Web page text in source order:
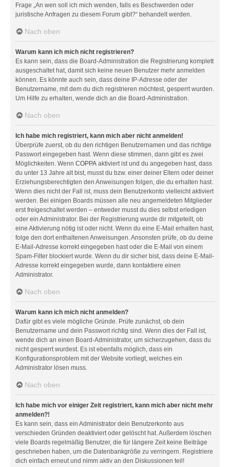
Frage „An wen soll ich mich wenden, falls es Beschwerden oder
juristische Anfragen zu diesem Forum gibt?“ behandelt werden.
Nach oben
Warum kann ich mich nicht registrieren?
Es kann sein, dass die Board-Administration die Registrierung komplett
ausgeschaltet hat, damit sich keine neuen Benutzer mehr anmelden
können. Es könnte auch sein, dass deine IP-Adresse oder der
Benutzername, mit dem du dich registrieren möchtest, gesperrt wurden.
Um Hilfe zu erhalten, wende dich an die Board-Administration.
Nach oben
Ich habe mich registriert, kann mich aber nicht anmelden!
Überprüfe zuerst, ob du den richtigen Benutzernamen und das richtige
Passwort eingegeben hast. Wenn diese stimmen, dann gibt es zwei
Möglichkeiten. Wenn COPPA aktiviert ist und du angegeben hast, dass
du unter 13 Jahre alt bist, musst du bzw. einer deiner Eltern oder deiner
Erziehungsberechtigten den Anweisungen folgen, die du erhalten hast.
Wenn dies nicht der Fall ist, muss dein Benutzerkonto vielleicht aktiviert
werden. Bei einigen Boards müssen alle neu angemeldeten Mitglieder
erst freigeschaltet werden – entweder musst du dies selbst erledigen
oder ein Administrator. Bei der Registrierung wurde dir mitgeteilt, ob
eine Aktivierung nötig ist oder nicht. Wenn du eine E-Mail erhalten hast,
folge den dort enthaltenen Anweisungen. Ansonsten prüfe, ob du deine
E-Mail-Adresse korrekt eingegeben hast oder die E-Mail von einem
Spam-Filter blockiert wurde. Wenn du dir sicher bist, dass deine E-Mail-
Adresse korrekt eingegeben wurde, dann kontaktiere einen
Administrator.
Nach oben
Warum kann ich mich nicht anmelden?
Dafür gibt es viele mögliche Gründe. Prüfe zunächst, ob dein
Benutzername und dein Passwort richtig sind. Wenn dies der Fall ist,
wende dich an einen Board-Administrator, um sicherzugehen, dass du
nicht gesperrt wurdest. Es ist ebenfalls möglich, dass ein
Konfigurationsproblem mit der Website vorliegt, welches ein
Administrator lösen muss.
Nach oben
Ich habe mich vor einiger Zeit registriert, kann mich aber nicht mehr
anmelden?!
Es kann sein, dass ein Administrator dein Benutzerkonto aus
verschieden Gründen deaktiviert oder gelöscht hat. Außerdem löschen
viele Boards regelmäßig Benutzer, die für längere Zeit keine Beiträge
geschrieben haben, um die Datenbankgröße zu verringern. Registriere
dich einfach erneut und nimm aktiv an den Diskussionen teil!